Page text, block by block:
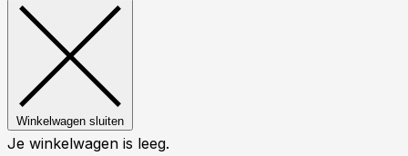
Winkelwagen sluiten
Je winkelwagen is leeg.